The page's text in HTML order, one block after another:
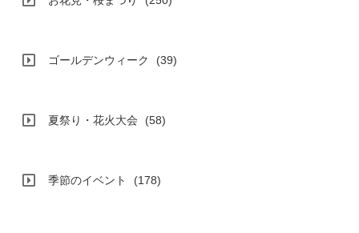
ゴールデンウィーク (39)
夏祭り・花火大会 (58)
季節のイベント (178)